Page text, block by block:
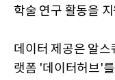
학술 연구 활동을
데이터 제공은 알
랫폼 '데이터허브'